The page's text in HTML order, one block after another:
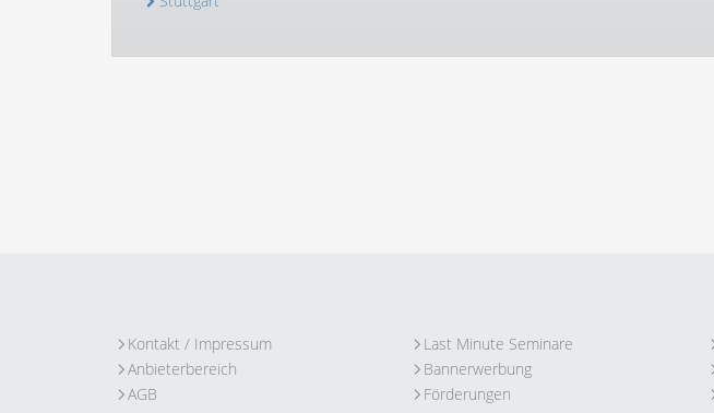
Kontakt / Impressum
Anbieterbereich
AGB
Last Minute Seminare
Bannerwerbung
Förderungen